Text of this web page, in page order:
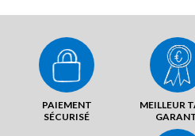
PAIEMENT
SÉCURISÉ
MEILLEUR